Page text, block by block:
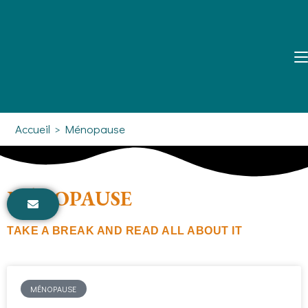
Accueil > Ménopause
MÉNOPAUSE
TAKE A BREAK AND READ ALL ABOUT IT
MÉNOPAUSE